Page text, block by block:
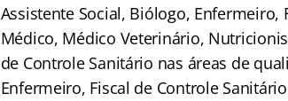
Assistente Social, Biólogo,
Médico, Médico Veterinário,
de Controle Sanitário nas áreas de
Enfermeiro, Fiscal de Controle